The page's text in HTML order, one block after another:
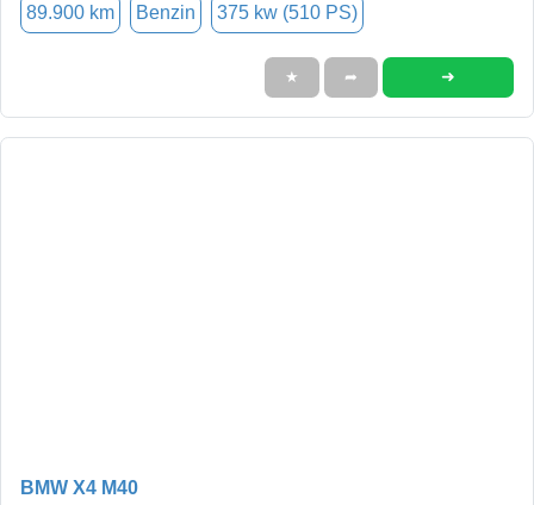
89.900 km Benzin 375 kw (510 PS)
★ ➦ ➜
BMW X4 M40